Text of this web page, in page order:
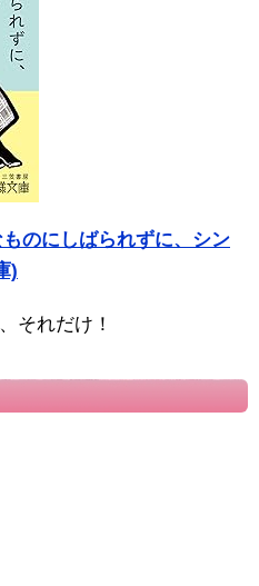
のにしばられずに、シン
)
それだけ！